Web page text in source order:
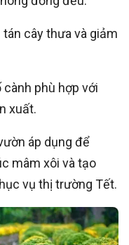
cây thưa và giảm
phù hợp với
xuất.
áp dụng để
mâm xôi và tạo
vụ thị trường Tết.